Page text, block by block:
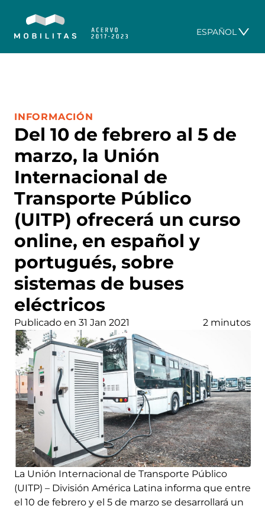
ESPAÑOL
Del 10 de febrero al 5 de
marzo, la Unión
Internacional de
Transporte Público
(UITP) ofrecerá un curso
online, en español y
portugués, sobre
sistemas de buses
eléctricos
CATEGORÍA:
INFORMACIÓN
Publicado en 31 Jan 2021 2 minutos
La Unión Internacional de Transporte Público
(UITP) – División América Latina informa que entre
el 10 de febrero y el 5 de marzo se desarrollará un